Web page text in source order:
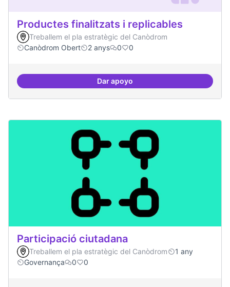
Productes finalitzats i replicables
Treballem el pla estratègic del Canòdrom
Canòdrom Obert
2 anys 0 0
Dar apoyoProductes finalitzats i
Participació ciutadana
Treballem el pla estratègic del Canòdrom
1 any
Governança
0 0